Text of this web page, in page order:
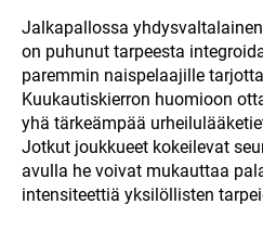
Jalkapallossa
on puhunut tarpeesta
paremmin naispelaajille
Kuukautiskierron huomioon
yhä tärkeämpää
Jotkut joukkueet kokeilevat
avulla he voivat mukauttaa
intensiteettiä yksilöllisten